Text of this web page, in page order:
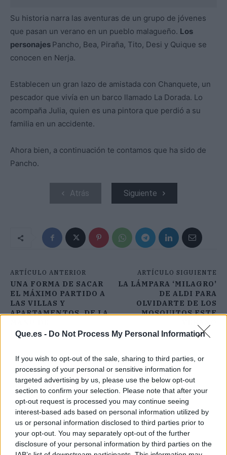
Que.es - Do Not Process My Personal Information
If you wish to opt-out of the sale, sharing to third parties, or
processing of your personal or sensitive information for
targeted advertising by us, please use the below opt-out
section to confirm your selection. Please note that after your
opt-out request is processed you may continue seeing
interest-based ads based on personal information utilized by
us or personal information disclosed to third parties prior to
your opt-out. You may separately opt-out of the further
disclosure of your personal information by third parties on the
Su historia narra las aventuras de un grupo de jóvenes
que pasan un verano en un pueblo malagueño. Los
personajes Pancho, Bea, Piraña, Tito, Desi y Quique se
conocen en Nerja.
Establecen un gran lazo de amistada con Chanquete, un
pescador que vivía en un barco llamado La Dorada. Lo
acompaña Julia, quien es una pintora que perdió a su
familia en un accidente.
Ahora bien, a continuación te contamos que ha sido de
Pancho.
Atrás Siguiente
ARTÍCULO ANTERIOR
UNA FORMA DE SACAR
EL MÁXIMO PARTIDO A
LAS VILLAS Y
APARTAMENTOS, DE LA
ISHOLIDAYS.COM
ARTÍCULO SIGUIENTE
LA LÁMPARA ‘MILAGRO’
DE ALDI PARA
OLVIDARTE DE LOS
MOSQUITOS ESTE